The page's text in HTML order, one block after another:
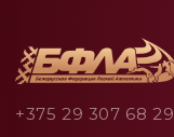
+375 29 307 68 29